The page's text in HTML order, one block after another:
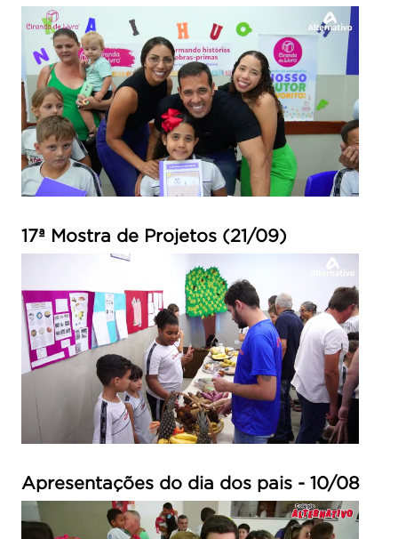
17ª Mostra de Projetos (21/09)
Apresentações do dia dos pais - 10/08